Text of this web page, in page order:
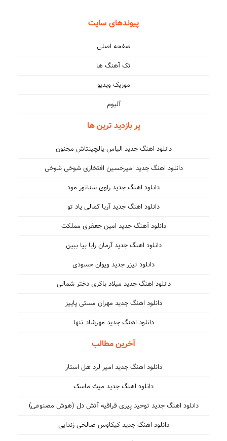
پیوندهای سایت
صفحه اصلی
تک آهنگ ها
موزیک ویدیو
آلبوم
پر بازدید ترین ها
دانلود اهنگ جدید الیاس یالچینتاش مجنون
دانلود اهنگ جدید امیرحسین افتخاری شوخی شوخی
دانلود اهنگ جدید راوی سناتور مود
دانلود اهنگ جدید آریا کمالی یاد تو
دانلود آهنگ جدید امین جعفری مملکت
دانلود اهنگ جدید آرمان رایا بیا ببین
دانلود تیزر جدید ویوان حسودی
دانلود اهنگ جدید میلاد باکری دختر شمالی
دانلود اهنگ جدید مهران مستی پاییز
دانلود اهنگ جدید مهرشاد تنها
آخرین مطالب
دانلود اهنگ جدید امیر لرد هل استار
دانلود اهنگ جدید میث ماسک
دانلود اهنگ جدید توحید پیری قراقیه آتش دل (هوش مصنوعی)
دانلود اهنگ جدید کیکاوس صالحی زندایی